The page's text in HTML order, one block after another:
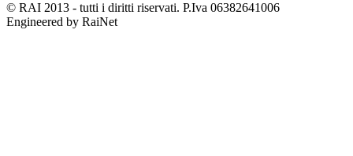
© RAI 2013 - tutti i diritti riservati. P.Iva 06382641006
Engineered by RaiNet